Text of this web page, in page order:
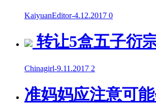
KaiyuanEditor-4.12.2017 0
转让5盒五子衍
Chinagirl-9.11.2017 2
准妈妈应注意可